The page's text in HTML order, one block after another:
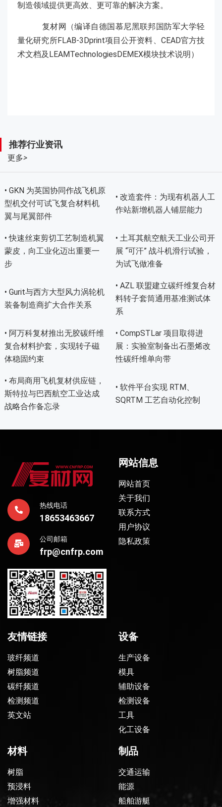
制造领域提供更高效、更可靠的解决方案。
复材网（编译自德国慕尼黑联邦国防军大学轻
量化研究所FLAB-3Dprint项目公开资料、CEAD官方技
术文档及LEAMTechnologiesDEMEX模块技术说明）
推荐行业资讯
更多>
• GKN 为英国协同作战飞机原
型机交付可试飞复合材料机
翼与尾翼部件
• 改造套件：为现有机器人工
作站新增机器人铺层能力
• 快速丝束剪切工艺制造机翼
蒙皮，向工业化迈出重要一
步
• 土耳其航空航天工业公司开
展 “可汗” 战斗机滑行试验，
为试飞做准备
• Gurit与西方大型风力涡轮机
装备制造商扩大合作关系
• AZL 联盟建立碳纤维复合材
料转子套筒通用基准测试体
系
• 阿万科复材推出无胶碳纤维
复合材料护套，实现转子磁
体稳固约束
• CompSTLar 项目取得进
展：实验室制备出石墨烯改
性碳纤维单向带
• 布局商用飞机复材供应链，
斯特拉与巴西航空工业达成
战略合作备忘录
• 软件平台实现 RTM、
SQRTM 工艺自动化控制
热线电话
18653463667
公司邮箱
frp@cnfrp.com
网站信息
网站首页
关于我们
联系方式
用户协议
隐私政策
友情链接
玻纤频道
树脂频道
碳纤频道
检测频道
英文站
设备
生产设备
模具
辅助设备
检测设备
工具
化工设备
材料
树脂
预浸料
增强材料
制品
交通运输
能源
船舶游艇